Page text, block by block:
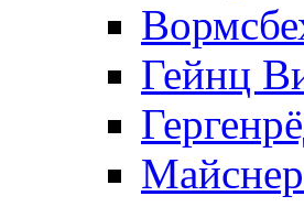
Гейнц